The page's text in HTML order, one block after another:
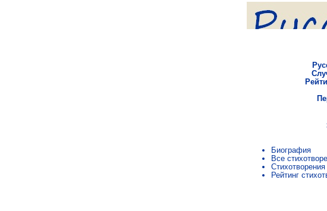
Биография
Все
Рейтинг